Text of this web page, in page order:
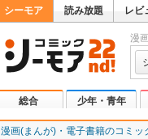
シーモア 読み放題 レビ
漫
総合 少年・青年
漫画(まんが)・電子書籍のコミッ